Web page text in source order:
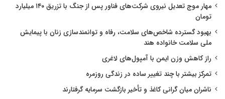
مهار موج تعدیل نیروی شرکت‌های فناور پس از جنگ با تزریق ۱۴۰ میلیارد
تومان
بهبود گسترده شاخص‌های سلامت، رفاه و توانمندسازی زنان با پیمایش
ملی سلامت خانواده هند
راز کاهش وزن ایمن با آمپول‌های لاغری
تمرکز بیشتر با چند تغییر ساده در زندگی روزمره
ناشران میان گرانی کاغذ و تأخیر بازگشت سرمایه گرفتارند